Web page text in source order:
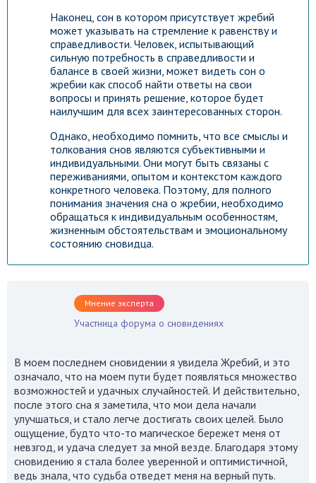
Наконец, сон в котором присутствует жребий
может указывать на стремление к равенству и
справедливости. Человек, испытывающий
сильную потребность в справедливости и
балансе в своей жизни, может видеть сон о
жребии как способ найти ответы на свои
вопросы и принять решение, которое будет
наилучшим для всех заинтересованных сторон.
Однако, необходимо помнить, что все смыслы и
толкования снов являются субъективными и
индивидуальными. Они могут быть связаны с
переживаниями, опытом и контекстом каждого
конкретного человека. Поэтому, для полного
понимания значения сна о жребии, необходимо
обращаться к индивидуальным особенностям,
жизненным обстоятельствам и эмоциональному
состоянию сновидца.
Мнение эксперта
Участница форума о сновидениях
В моем последнем сновидении я увидела Жребий, и это
означало, что на моем пути будет появляться множество
возможностей и удачных случайностей. И действительно,
после этого сна я заметила, что мои дела начали
улучшаться, и стало легче достигать своих целей. Было
ощущение, будто что-то магическое бережет меня от
невзгод, и удача следует за мной везде. Благодаря этому
сновидению я стала более уверенной и оптимистичной,
ведь знала, что судьба отведет меня на верный путь.